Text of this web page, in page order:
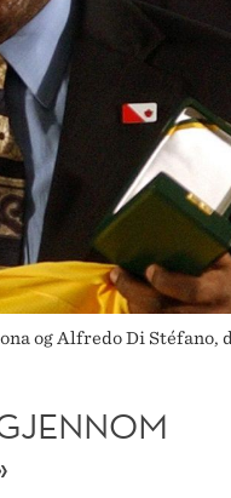
og Alfredo Di